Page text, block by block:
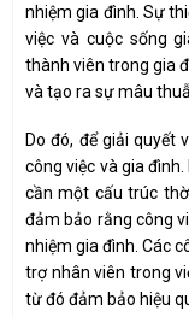
nhiệm gia đình. Sự
việc và cuộc sống
thành viên trong gia
và tạo ra sự mâu
Do đó, để giải quyết
công việc và gia
cần một cấu trúc
đảm bảo rằng công
nhiệm gia đình. Các
trợ nhân viên trong
từ đó đảm bảo hiệu